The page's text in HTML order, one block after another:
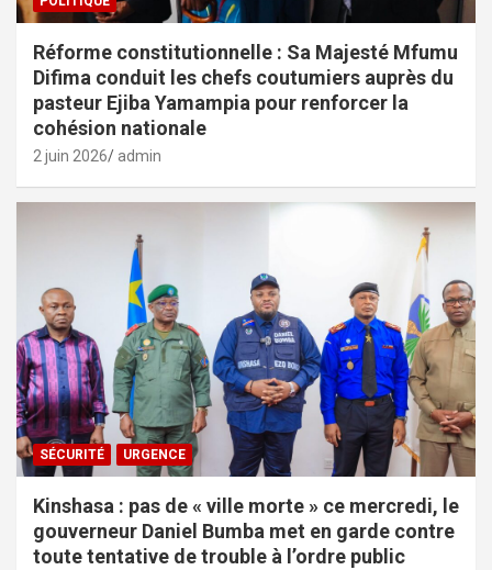
Réforme constitutionnelle : Sa Majesté Mfumu
Difima conduit les chefs coutumiers auprès du
pasteur Ejiba Yamampia pour renforcer la
cohésion nationale
2 juin 2026 admin
SÉCURITÉ URGENCE
Kinshasa : pas de « ville morte » ce mercredi, le
gouverneur Daniel Bumba met en garde contre
toute tentative de trouble à l’ordre public